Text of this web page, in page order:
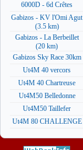
6000D - 6d Crêtes
Gabizos - KV l'Omi Agut
(3.5 km)
Gabizos - La Berbeillet
(20 km)
Gabizos Sky Race 30km
Ut4M 40 vercors
Ut4M 40 Chartreuse
Ut4M50 Belledonne
Ut4M50 Taillefer
Ut4M 80 CHALLENGE